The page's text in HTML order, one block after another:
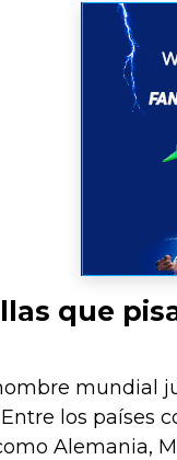
que
mundial
los países
Alemania,